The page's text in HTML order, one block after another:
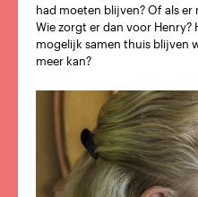
had moeten blijven? Of als
Wie zorgt er dan voor Henry?
mogelijk samen thuis blijven
meer kan?